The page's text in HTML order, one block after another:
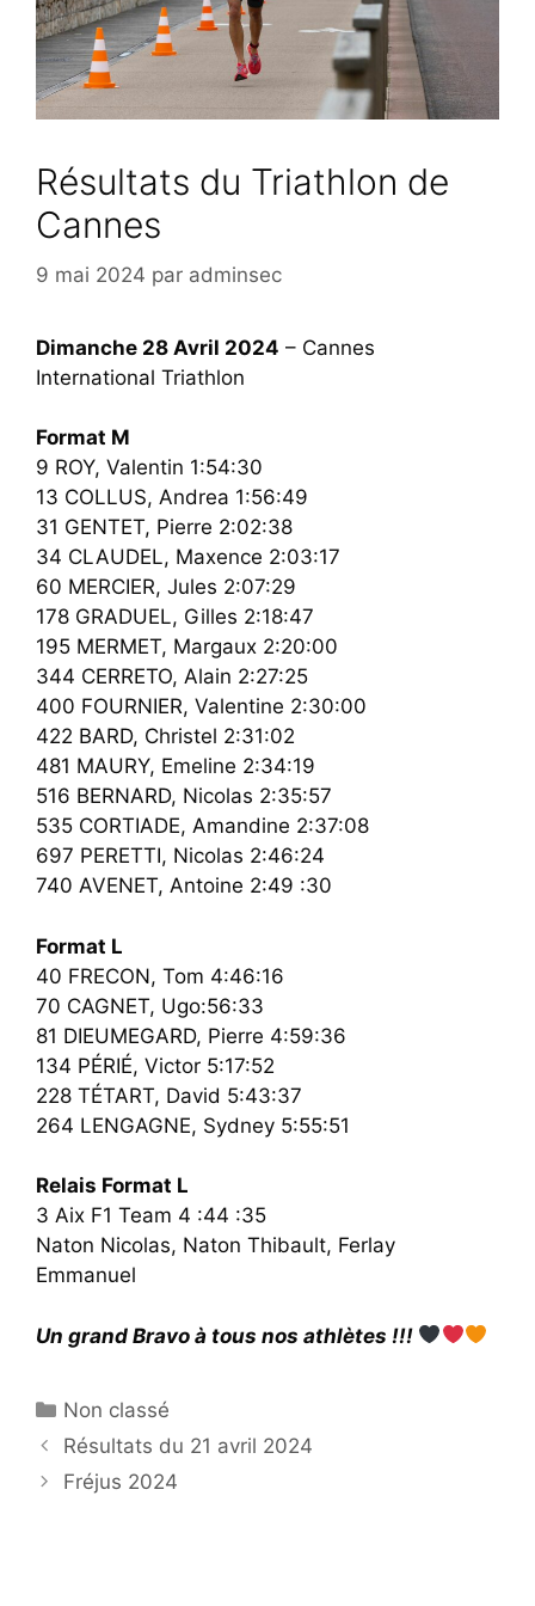
Résultats du Triathlon de
Cannes
9 mai 2024 par adminsec
Dimanche 28 Avril 2024 – Cannes
International Triathlon
Format M
9 ROY, Valentin 1:54:30
13 COLLUS, Andrea 1:56:49
31 GENTET, Pierre 2:02:38
34 CLAUDEL, Maxence 2:03:17
60 MERCIER, Jules 2:07:29
178 GRADUEL, Gilles 2:18:47
195 MERMET, Margaux 2:20:00
344 CERRETO, Alain 2:27:25
400 FOURNIER, Valentine 2:30:00
422 BARD, Christel 2:31:02
481 MAURY, Emeline 2:34:19
516 BERNARD, Nicolas 2:35:57
535 CORTIADE, Amandine 2:37:08
697 PERETTI, Nicolas 2:46:24
740 AVENET, Antoine 2:49 :30
Format L
40 FRECON, Tom 4:46:16
70 CAGNET, Ugo:56:33
81 DIEUMEGARD, Pierre 4:59:36
134 PÉRIÉ, Victor 5:17:52
228 TÉTART, David 5:43:37
264 LENGAGNE, Sydney 5:55:51
Relais Format L
3 Aix F1 Team 4 :44 :35
Naton Nicolas, Naton Thibault, Ferlay
Emmanuel
Un grand Bravo à tous nos athlètes !!!
Catégories
Non classé
Résultats du 21 avril 2024
Fréjus 2024